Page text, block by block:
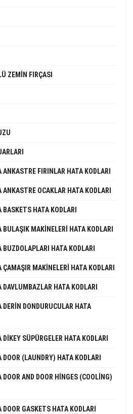
ZEMIN FIRÇASI
ANKASTRE FIRINLAR HATA KODLARI
ANKASTRE OCAKLAR HATA KODLARI
BASKETS HATA KODLARI
BULAŞIK MAKINELERI HATA KODLARI
BUZDOLAPLARI HATA KODLARI
ÇAMAŞIR MAKINELERI HATA KODLARI
DAVLUMBAZLAR HATA KODLARI
DERIN DONDURUCULAR HATA
DIKEY SÜPÜRGELER HATA KODLARI
DOOR (LAUNDRY) HATA KODLARI
DOOR AND DOOR HINGES (COOLING)
DOOR GASKETS HATA KODLARI